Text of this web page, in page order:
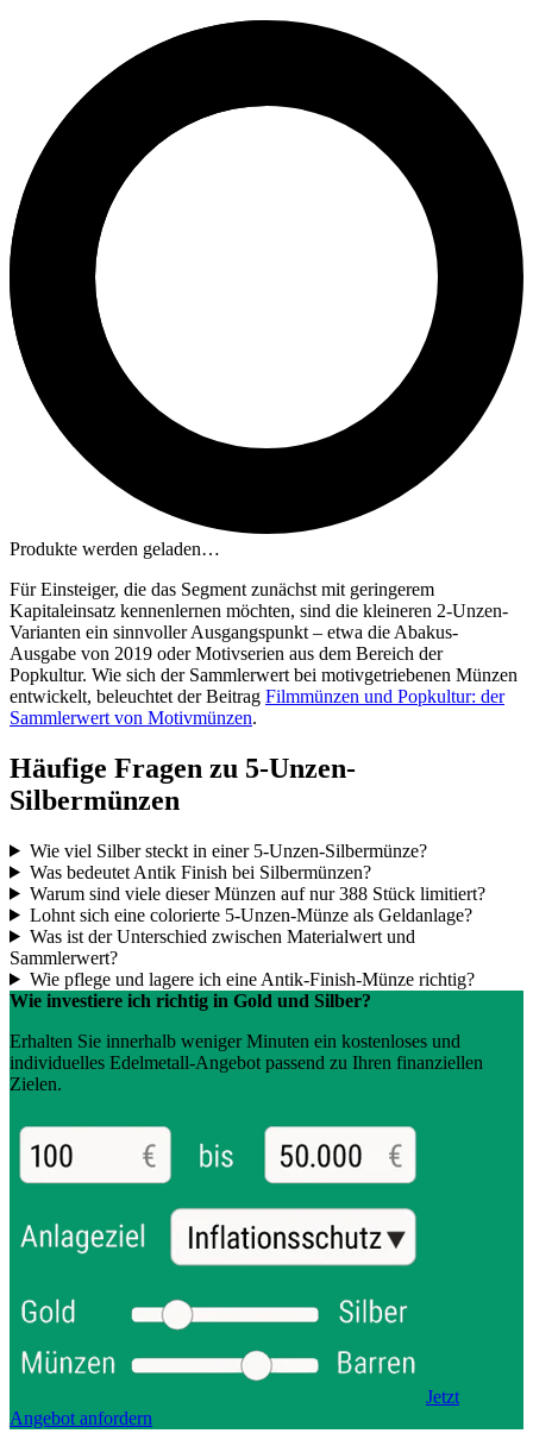
Produkte werden geladen…
Für Einsteiger, die das Segment zunächst mit geringerem
Kapitaleinsatz kennenlernen möchten, sind die kleineren 2-Unzen-
Varianten ein sinnvoller Ausgangspunkt – etwa die Abakus-
Ausgabe von 2019 oder Motivserien aus dem Bereich der
Popkultur. Wie sich der Sammlerwert bei motivgetriebenen Münzen
entwickelt, beleuchtet der Beitrag Filmmünzen und Popkultur: der
Sammlerwert von Motivmünzen.
Häufige Fragen zu 5-Unzen-
Silbermünzen
Wie viel Silber steckt in einer 5-Unzen-Silbermünze?
Was bedeutet Antik Finish bei Silbermünzen?
Warum sind viele dieser Münzen auf nur 388 Stück limitiert?
Lohnt sich eine colorierte 5-Unzen-Münze als Geldanlage?
Was ist der Unterschied zwischen Materialwert und
Sammlerwert?
Wie pflege und lagere ich eine Antik-Finish-Münze richtig?
Wie investiere ich richtig in Gold und Silber?
Erhalten Sie innerhalb weniger Minuten ein kostenloses und
individuelles Edelmetall-Angebot passend zu Ihren finanziellen
Zielen.
Jetzt
Angebot anfordern